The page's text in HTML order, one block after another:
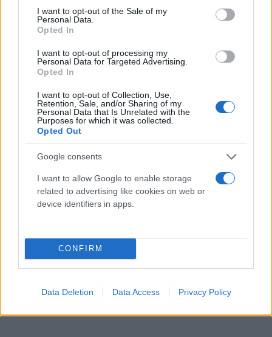
consent section.
I want to opt-out of the Sale of my
Personal Data.
Opted In
I want to opt-out of processing my
Personal Data for Targeted Advertising.
Opted In
I want to opt-out of Collection, Use,
Retention, Sale, and/or Sharing of my
Personal Data that Is Unrelated with the
Purposes for which it was collected.
Opted Out
Google consents
I want to allow Google to enable storage
related to advertising like cookies on web or
device identifiers in apps.
CONFIRM
Data Deletion Data Access Privacy Policy
Οι πραγματικές εκπτώσεις στο online κανάλι που
38%επί της Προτεινόμενης Τιμής Λιανικής
Πώλησης.